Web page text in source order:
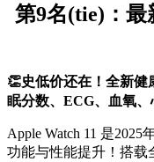
第9名(tie)：最
👏史低价还在！全新
眠分数、ECG、血氧
Apple Watch 11 是
功能与性能提升！搭载